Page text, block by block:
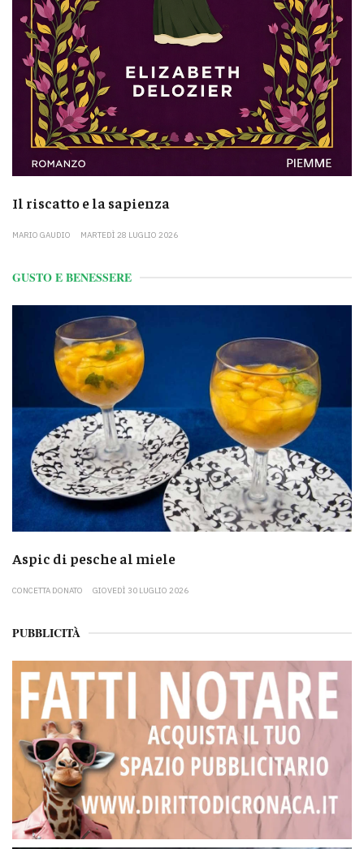
Il riscatto e la sapienza
MARIO GAUDIO MARTEDÌ 28 LUGLIO 2026
GUSTO E BENESSERE
Aspic di pesche al miele
CONCETTA DONATO GIOVEDÌ 30 LUGLIO 2026
PUBBLICITÀ